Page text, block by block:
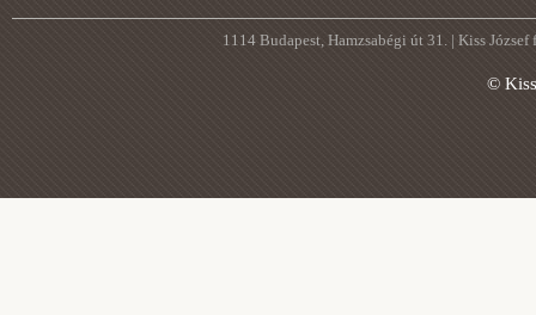
1114 Budapest, Hamzsabégi út 31. | Kiss
©